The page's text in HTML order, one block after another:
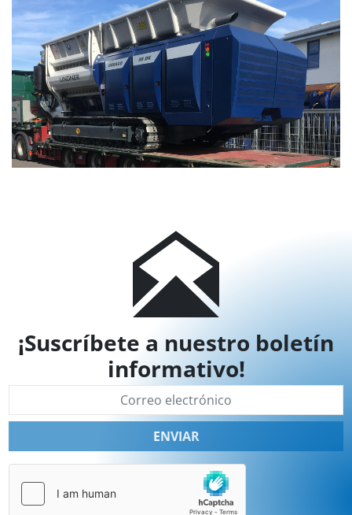
¡Suscríbete a nuestro boletín
informativo!
ENVIAR